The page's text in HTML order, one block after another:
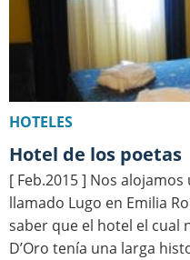
HOTELES
Hotel de los poetas
[ Feb.2015 ] Nos
llamado Lugo en Emilia
saber que el hotel el cual
D’Oro tenía una larga